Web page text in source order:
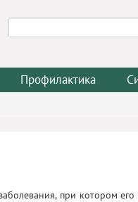
Профилактика
при котором